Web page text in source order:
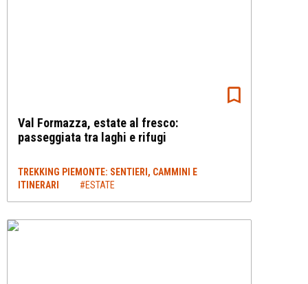
Val Formazza, estate al fresco:
passeggiata tra laghi e rifugi
TREKKING PIEMONTE: SENTIERI, CAMMINI E
ITINERARI
#ESTATE